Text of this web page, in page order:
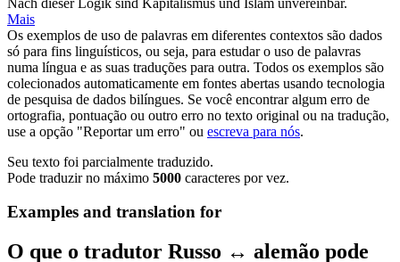
Mais
Os exemplos de uso de palavras em diferentes contextos são dados
só para fins linguísticos, ou seja, para estudar o uso de palavras
numa língua e as suas traduções para outra. Todos os exemplos são
colecionados automaticamente em fontes abertas usando tecnologia
de pesquisa de dados bilíngues. Se você encontrar algum erro de
ortografia, pontuação ou outro erro no texto original ou na tradução,
use a opção "Reportar um erro" ou escreva para nós.
Seu texto foi parcialmente traduzido.
Pode traduzir no máximo 5000 caracteres por vez.
Examples and translation for
O que o tradutor Russo ↔ alemão pode